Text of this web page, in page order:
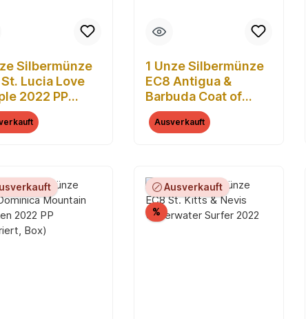
Silbermünze
St. Lucia Love
2022 PP
Box)
1 Unze Silbermünze
EC8 Antigua &
Barbuda Coat of
Arms 2022 PP
(Koloriert, Box)
Ausverkauft
Ausverkauft
%Rabatt